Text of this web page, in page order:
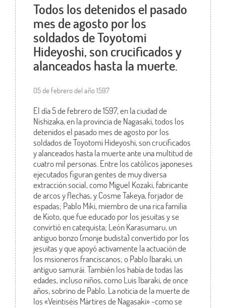
Todos los detenidos el pasado
mes de agosto por los
soldados de Toyotomi
Hideyoshi, son crucificados y
alanceados hasta la muerte.
05 de febrero del año 1597
El día 5 de febrero de 1597, en la ciudad de
Nishizaka, en la provincia de Nagasaki, todos los
detenidos el pasado mes de agosto por los
soldados de Toyotomi Hideyoshi, son crucificados
y alanceados hasta la muerte ante una multitud de
cuatro mil personas. Entre los católicos japoneses
ejecutados figuran gentes de muy diversa
extracción social, como Miguel Kozaki, fabricante
de arcos y flechas, y Cosme Takeya, forjador de
espadas; Pablo Miki, miembro de una rica familia
de Kioto, que fue educado por los jesuitas y se
convirtió en catequista; León Karasumaru, un
antiguo bonzo (monje budista) convertido por los
jesuitas y que apoyó activamente la actuación de
los msioneros franciscanos; o Pablo Ibaraki, un
antiguo samurái. También los había de todas las
edades, incluso niños, como Luis Ibaraki, de once
años, sobrino de Pablo. La noticia de la muerte de
los «Veintiséis Mártires de Nagasaki» -como se